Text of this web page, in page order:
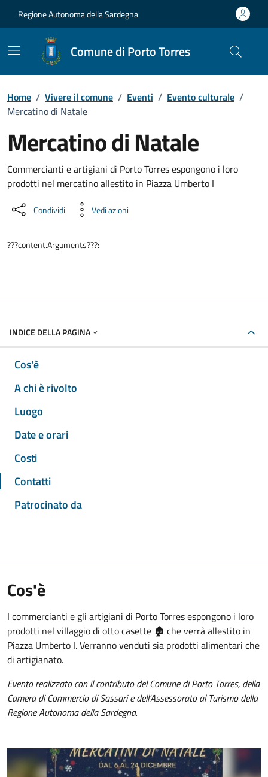
Regione Autonoma della Sardegna
Comune di Porto Torres
Home / Vivere il comune / Eventi / Evento culturale /
Mercatino di Natale
Mercatino di Natale
Dettaglio dell'evento
Commercianti e artigiani di Porto Torres espongono i loro
prodotti nel mercatino allestito in Piazza Umberto I
Condividi Vedi azioni
???content.Arguments???:
INDICE DELLA PAGINA
Cos'è
A chi è rivolto
Luogo
Date e orari
Costi
Contatti
Patrocinato da
Cos'è
I commercianti e gli artigiani di Porto Torres espongono i loro
prodotti nel villaggio di otto casette 🏚️ che verrà allestito in
Piazza Umberto I. Verranno venduti sia prodotti alimentari che
di artigianato.
Evento realizzato con il contributo del Comune di Porto Torres, della
Camera di Commercio di Sassari e dell'Assessorato al Turismo della
Regione Autonoma della Sardegna.